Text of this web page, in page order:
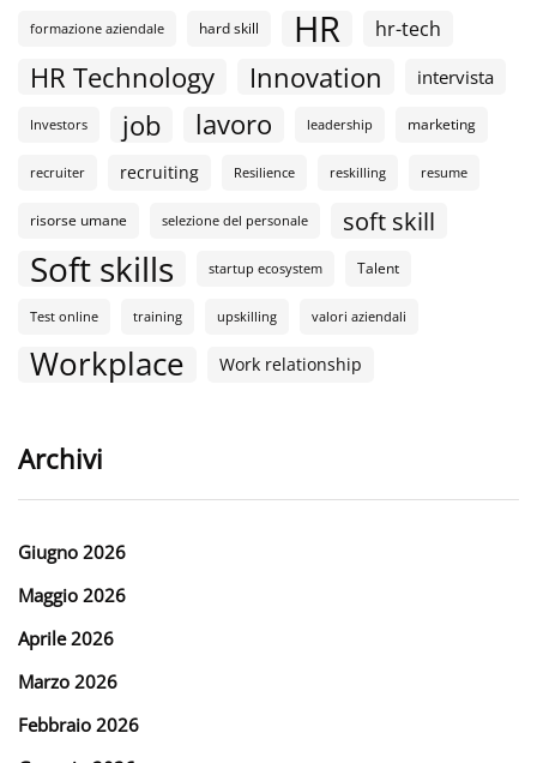
formazione aziendale hard skill HR hr-tech
HR Technology Innovation intervista
Investors job lavoro leadership marketing
recruiter recruiting Resilience reskilling resume
risorse umane selezione del personale soft skill
Soft skills startup ecosystem Talent
Test online training upskilling valori aziendali
Workplace Work relationship
Archivi
Giugno 2026
Maggio 2026
Aprile 2026
Marzo 2026
Febbraio 2026